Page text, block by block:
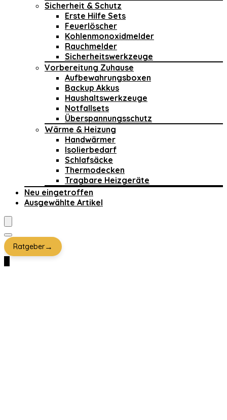
Sicherheit & Schutz
Erste Hilfe Sets
Feuerlöscher
Kohlenmonoxidmelder
Rauchmelder
Sicherheitswerkzeuge
Vorbereitung Zuhause
Aufbewahrungsboxen
Backup Akkus
Haushaltswerkzeuge
Notfallsets
Überspannungsschutz
Wärme & Heizung
Handwärmer
Isolierbedarf
Schlafsäcke
Thermodecken
Tragbare Heizgeräte
Neu eingetroffen
Ausgewählte Artikel
Ratgeber→